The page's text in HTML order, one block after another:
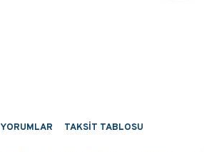
YORUMLAR TAKSIT TABLOSU